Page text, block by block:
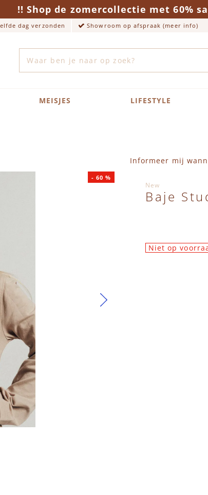
!! Shop de zomercollectie met 60%
dag verzonden Showroom op afspraak (meer info)
MEISJES LIFESTYLE
- 60 %
Informeer mij
New
Baje
Niet op